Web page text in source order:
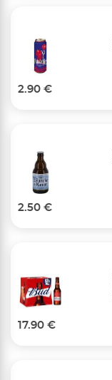
2.90 €
2.50 €
17.90 €